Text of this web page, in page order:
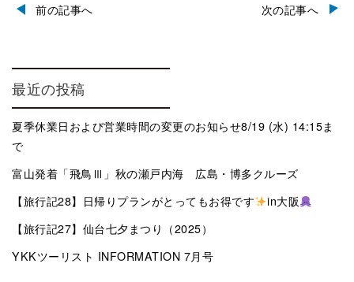
前の記事へ 次の記事へ
最近の投稿
夏季休業日および営業時間の変更のお知らせ8/19 (水) 14:15ま
で
富山発着「飛鳥Ⅲ」秋の瀬戸内海 広島・博多クルーズ
【旅行記28】日帰りプランがとってもお得です
in大阪
【旅行記27】仙台七夕まつり（2025）
YKKツーリスト INFORMATION 7月号